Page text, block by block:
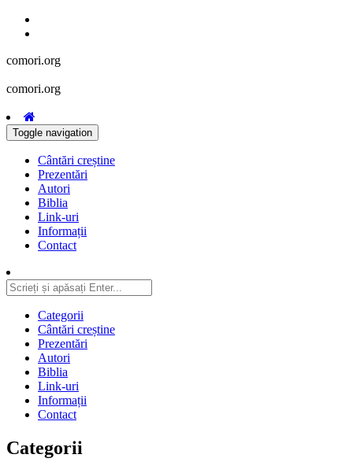
comori.org
comori.org
Toggle navigation
Cântări creștine
Prezentări
Autori
Biblia
Link-uri
Informații
Contact
Categorii
Cântări creștine
Prezentări
Autori
Biblia
Link-uri
Informații
Contact
Categorii